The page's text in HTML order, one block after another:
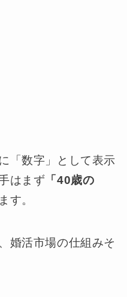
「数字」として表示
はまず 「40歳の
す。
婚活市場の仕組みそ